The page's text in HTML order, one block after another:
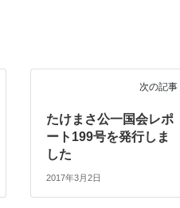
次の記事
たけまさ公一国会レポ
ート199号を発行しま
した
2017年3月2日